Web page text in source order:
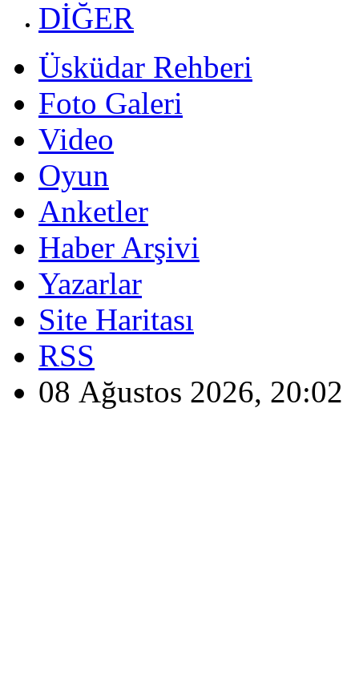
DİĞER
Üsküdar Rehberi
Foto Galeri
Video
Oyun
Anketler
Haber Arşivi
Yazarlar
Site Haritası
RSS
08 Ağustos 2026, 20:02